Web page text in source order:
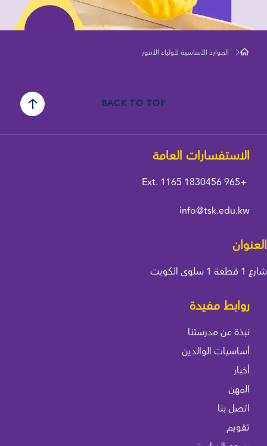
الموارد الأساسية لأولياء الأمور
BACK TO TOP
الاستفسارات العامة
+965 1830456
info@tsk.edu.kw
العنوان
شارع 1 قطعة 1 سلوى الكويت
روابط مفيدة
نبذة عن مدرستنا
أساسيات الوالدين
أخبار
المهن
اتصل بنا
تقويم